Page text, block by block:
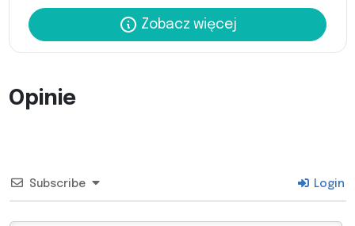
Zobacz więcej
Opinie
Subscribe Login